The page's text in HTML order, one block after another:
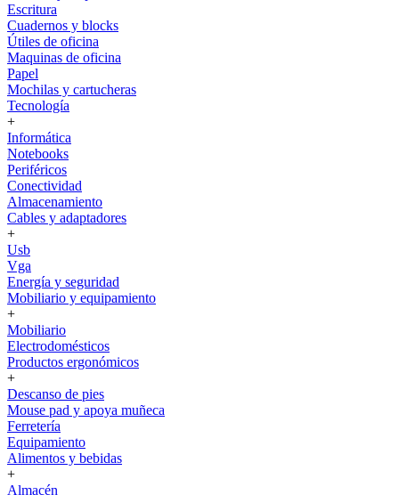
Escritura
Cuadernos y blocks
Útiles de oficina
Maquinas de oficina
Papel
Mochilas y cartucheras
Tecnología
+
Informática
Notebooks
Periféricos
Conectividad
Almacenamiento
Cables y adaptadores
+
Usb
Vga
Energía y seguridad
Mobiliario y equipamiento
+
Mobiliario
Electrodomésticos
Productos ergonómicos
+
Descanso de pies
Mouse pad y apoya muñeca
Ferretería
Equipamiento
Alimentos y bebidas
+
Almacén